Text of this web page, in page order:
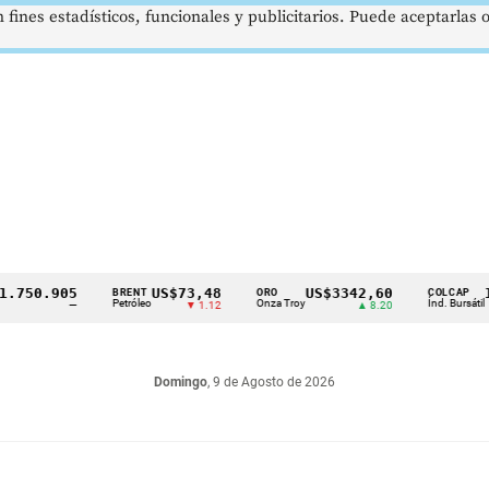
BRENT
Petróleo
US$73,48
▼ 1.12
ORO
Onza Troy
US$3342,60 COLCAP
Índ. Bursátil
Domingo, 9 de Agosto de 2026
estadísticos, funcionales y publicitarios. Puede aceptarlas